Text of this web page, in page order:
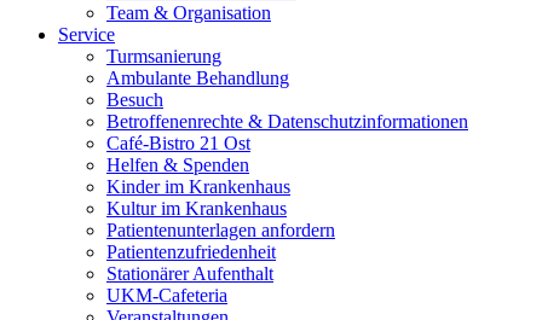
Team & Organisation
Service
Turmsanierung
Ambulante Behandlung
Besuch
Betroffenenrechte & Datenschutzinformationen
Café-Bistro 21 Ost
Helfen & Spenden
Kinder im Krankenhaus
Kultur im Krankenhaus
Patientenunterlagen anfordern
Patientenzufriedenheit
Stationärer Aufenthalt
UKM-Cafeteria